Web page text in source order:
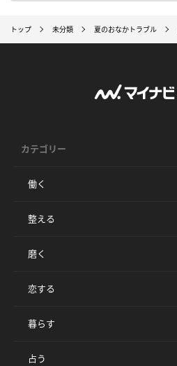
トップ 未分類 夏のおなかトラブル
カテゴリー
働く
整える
磨く
恋する
暮らす
占う